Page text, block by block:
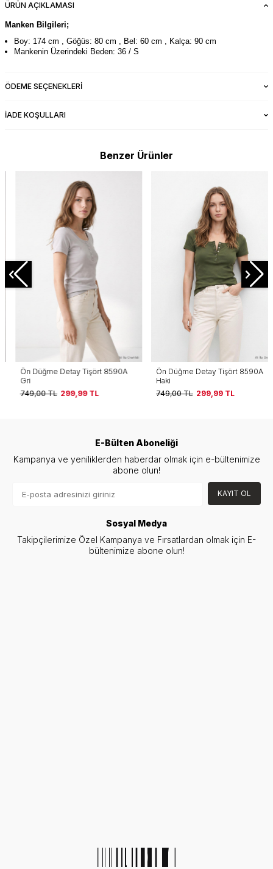
ÜRÜN AÇIKLAMASI
Manken Bilgileri;
Boy: 174 cm , Göğüs: 80 cm , Bel: 60 cm , Kalça: 90 cm
Mankenin Üzerindeki Beden: 36 / S
ÖDEME SEÇENEKLERI
İADE KOŞULLARI
Benzer Ürünler
Ön Düğme Detay Tişört 8590A
749,00TL 299,99 TL
Ön Düğme Detay Tişört 8590A
Haki
749,00TL 299,99 TL
E-Bülten Aboneliği
Kampanya ve yeniliklerden haberdar olmak için e-bültenimize
abone olun!
KAYIT OL
Sosyal Medya
Takipçilerimize Özel Kampanya ve Fırsatlardan olmak için E-
bültenimize abone olun!